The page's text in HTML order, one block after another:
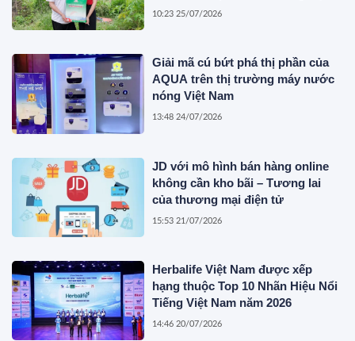
bền vững
10:23 25/07/2026
Giải mã cú bứt phá thị phần của
AQUA trên thị trường máy nước
nóng Việt Nam
13:48 24/07/2026
JD với mô hình bán hàng online
không cần kho bãi – Tương lai
của thương mại điện tử
15:53 21/07/2026
Herbalife Việt Nam được xếp
hạng thuộc Top 10 Nhãn Hiệu Nổi
Tiếng Việt Nam năm 2026
14:46 20/07/2026